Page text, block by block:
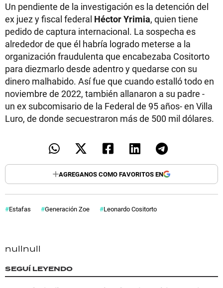
Un pendiente de la investigación es la detención del
ex juez y fiscal federal Héctor Yrimia, quien tiene
pedido de captura internacional. La sospecha es
alrededor de que él habría logrado meterse a la
organización fraudulenta que encabezaba Cositorto
para diezmarlo desde adentro y quedarse con su
dinero malhabido. Así fue que cuando estalló todo en
noviembre de 2022, también allanaron a su padre -
un ex subcomisario de la Federal de 95 años- en Villa
Luro, de donde secuestraron más de 500 mil dólares.
AGREGANOS COMO FAVORITOS EN
Estafas Generación Zoe Leonardo Cositorto
nullnull
SEGUÍ LEYENDO